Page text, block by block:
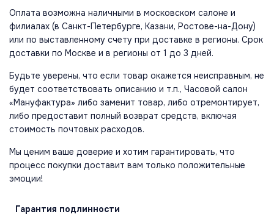
Оплата возможна наличными в московском салоне и
филиалах (в Санкт-Петербурге, Казани, Ростове-на-Дону)
или по выставленному счету при доставке в регионы. Срок
доставки по Москве и в регионы от 1 до 3 дней.
Будьте уверены, что если товар окажется неисправным, не
будет соответствовать описанию и т.п., Часовой салон
«Мануфактура» либо заменит товар, либо отремонтирует,
либо предоставит полный возврат средств, включая
стоимость почтовых расходов.
Мы ценим ваше доверие и хотим гарантировать, что
процесс покупки доставит вам только положительные
эмоции!
Гарантия подлинности